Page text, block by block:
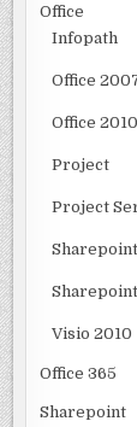
Office
Infopath
Office
Office 2010
Project
Project
Visio 2010
Office 365
Sharepoint